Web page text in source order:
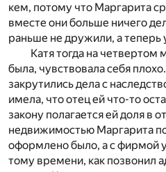
кем, потому что Маргарита
вместе они больше ничего
раньше не дружили, а
Катя тогда на
была, чувствовала себя
закрутились дела с
имела, что отец ей что-то
закону полагается ей доля в
недвижимостью Маргарита
оформлено было, а с фирмой
тому времени, как позвонил